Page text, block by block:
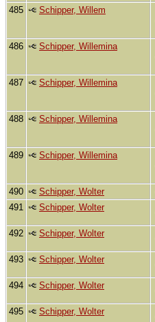
485
Schipper, Willem
486
Schipper, Willemina
487
Schipper, Willemina
488
Schipper, Willemina
489
Schipper, Willemina
490 Schipper, Wolter
491
Schipper, Wolter
492 Schipper, Wolter
493 Schipper, Wolter
494 Schipper, Wolter
495 Schipper, Wolter